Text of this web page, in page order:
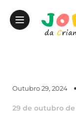
Outubro 29, 2024
29 de outubro de